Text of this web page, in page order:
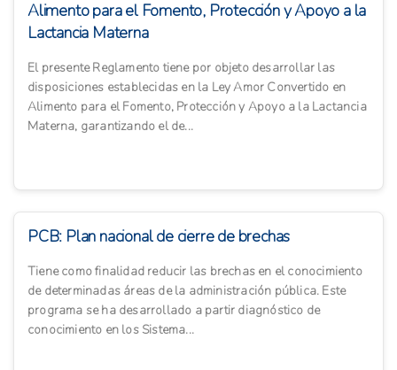
Alimento para el Fomento, Protección y Apoyo a la
Lactancia Materna
El presente Reglamento tiene por objeto desarrollar las
disposiciones establecidas en la Ley Amor Convertido en
Alimento para el Fomento, Protección y Apoyo a la Lactancia
Materna, garantizando el de...
PCB: Plan nacional de cierre de brechas
Tiene como finalidad reducir las brechas en el conocimiento
de determinadas áreas de la administración pública. Este
programa se ha desarrollado a partir diagnóstico de
conocimiento en los Sistema...